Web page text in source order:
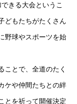
きる大会というこ
どもたちがたくさん
野球やスポーツを始
ことで、全道のたく
ケや仲間たちとの絆
とを祈って開催決定